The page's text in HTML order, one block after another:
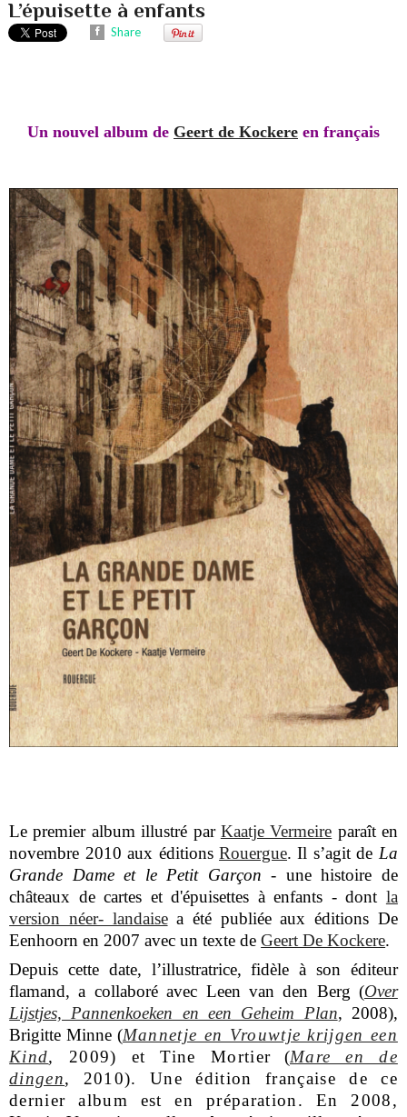
L’épuisette à enfants
Share
Un nouvel album de Geert de Kockere en français
Le premier album illustré par Kaatje Vermeire paraît en
novembre 2010 aux éditions Rouergue. Il s’agit de La
Grande Dame et le Petit Garçon - une histoire de
châteaux de cartes et d'épuisettes à enfants - dont la
version néer- landaisea été publiée aux éditions De
Eenhoorn en 2007 avec un texte deGeert De Kockere.
Depuis cette date, l’illustratrice, fidèle à son éditeur
flamand, a collaboré avec Leen van den Berg (Over
Lijstjes, Pannenkoeken en een Geheim Plan, 2008),
Brigitte Minne (Mannetje en Vrouwtje krijgen een
Kind, 2009) et Tine Mortier (Mare en de
dingen, 2010). Une édition française de ce
dernier album est en préparation. En 2008,